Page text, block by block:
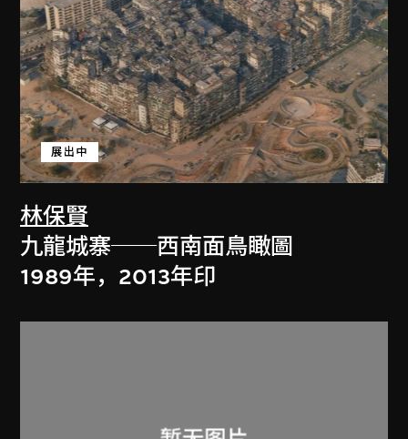
林保賢
展出中
九龍城寨──西南面鳥瞰圖
1989年，2013年印